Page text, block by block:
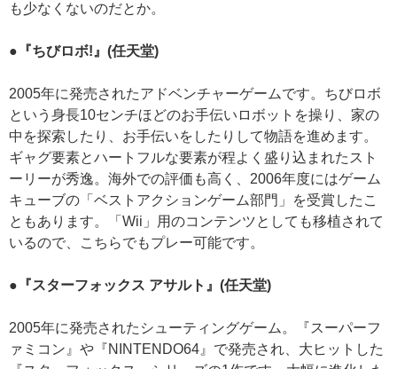
も少なくないのだとか。
●『ちびロボ!』(任天堂)
2005年に発売されたアドベンチャーゲームです。ちびロボ
という身長10センチほどのお手伝いロボットを操り、家の
中を探索したり、お手伝いをしたりして物語を進めます。
ギャグ要素とハートフルな要素が程よく盛り込まれたスト
ーリーが秀逸。海外での評価も高く、2006年度にはゲーム
キューブの「ベストアクションゲーム部門」を受賞したこ
ともあります。「Wii」用のコンテンツとしても移植されて
いるので、こちらでもプレー可能です。
●『スターフォックス アサルト』(任天堂)
2005年に発売されたシューティングゲーム。『スーパーフ
ァミコン』や『NINTENDO64』で発売され、大ヒットした